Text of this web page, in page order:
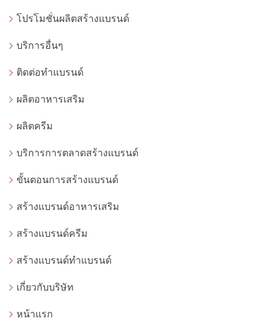
โปรโมชั่นผลิตสร้างแบรนด์
บริการอื่นๆ
ติดต่อทำแบรนด์
ผลิตอาหารเสริม
ผลิตครีม
บริการการตลาดสร้างแบรนด์
ขั้นตอนการสร้างแบรนด์
สร้างแบรนด์อาหารเสริม
สร้างแบรนด์ครีม
สร้างแบรนด์ทำแบรนด์
เกี่ยวกับบริษัท
หน้าแรก